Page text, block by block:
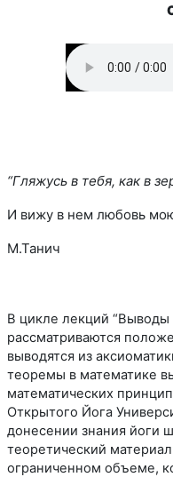
“Гляжусь в тебя, как в
И вижу в нем любовь
М.Танич
В цикле лекций “Выводы
рассматриваются
выводятся из
теоремы в математике
математических
Открытого Йога
донесении знания йоги
теоретический
ограниченном объеме,